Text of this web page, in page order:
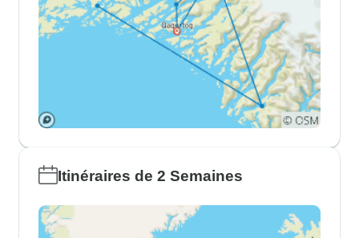
Itinéraires de 2 Semaines